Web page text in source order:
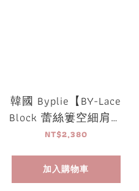
韓國 Byplie【BY-Lace
Block 蕾絲簍空細肩帶
舞衣】
NT$2,380
加入購物車